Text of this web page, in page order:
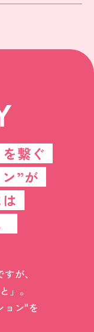
繋ぐ
”が
が、
」。
ョン"を